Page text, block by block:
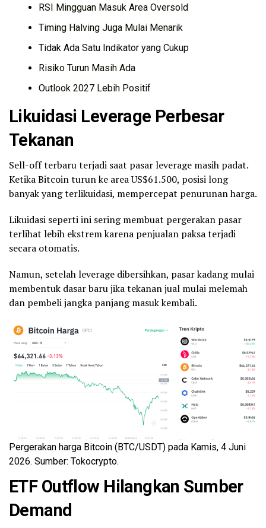
RSI Mingguan Masuk Area Oversold
Timing Halving Juga Mulai Menarik
Tidak Ada Satu Indikator yang Cukup
Risiko Turun Masih Ada
Outlook 2027 Lebih Positif
Likuidasi Leverage Perbesar
Tekanan
Sell-off terbaru terjadi saat pasar leverage masih padat.
Ketika Bitcoin turun ke area US$61.500, posisi long
banyak yang terlikuidasi, mempercepat penurunan harga.
Likuidasi seperti ini sering membuat pergerakan pasar
terlihat lebih ekstrem karena penjualan paksa terjadi
secara otomatis.
Namun, setelah leverage dibersihkan, pasar kadang mulai
membentuk dasar baru jika tekanan jual mulai melemah
dan pembeli jangka panjang masuk kembali.
Pergerakan harga Bitcoin (BTC/USDT) pada Kamis, 4 Juni
2026. Sumber: Tokocrypto.
ETF Outflow Hilangkan Sumber
Demand